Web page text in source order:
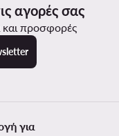
αγορές σας
και προσφορές
για